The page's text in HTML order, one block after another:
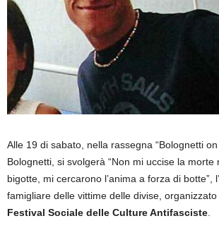
Alle 19 di sabato, nella rassegna “Bolognetti
Bolognetti, si svolgerà “Non mi uccise la morte
bigotte, mi cercarono l’anima a forza di botte”,
famigliare delle vittime delle divise, organizzato
Festival Sociale delle Culture Antifasciste